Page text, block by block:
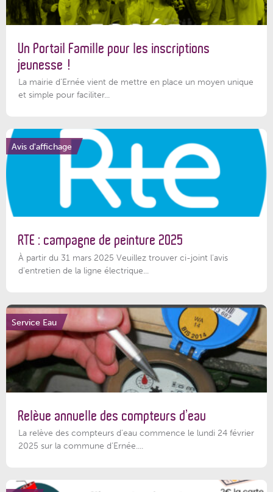
Un Portail Famille pour les inscriptions
jeunesse !
La mairie d’Ernée vient de mettre en place un moyen unique
et simple pour faciliter...
Avis d'affichage
RTE : campagne de peinture 2025
À partir du 31 mars 2025 Veuillez trouver ci-joint l'avis
d'entretien de la ligne électrique...
Service Eau
Relève annuelle des compteurs d’eau
La relève des compteurs d'eau commence le lundi 24 février
2025 sur la commune d’Ernée....